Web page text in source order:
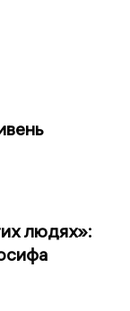
людях»: